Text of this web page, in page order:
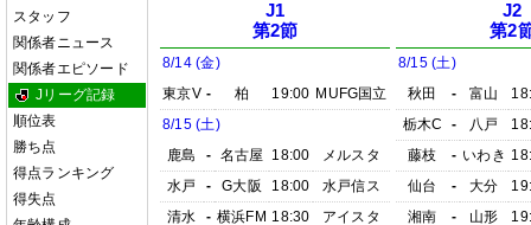
スタッフ
関係者ニュース
関係者エピソード
Jリーグ記録
順位表
勝ち点
得点ランキング
得失点
J1
第2節
8/14 (金)
東京V - 柏 19:00 MUFG国立
8/15 (土)
鹿島
- 名古屋 18:00
メルスタ
水戸
- G大阪 18:00
水戸信ス
清水
- 横浜FM 18:30
アイスタ
J2
第2
8/15 (土)
秋田
- 富山
栃木C
- 八戸
藤枝
- いわき
仙台
- 大分
湘南
- 山形